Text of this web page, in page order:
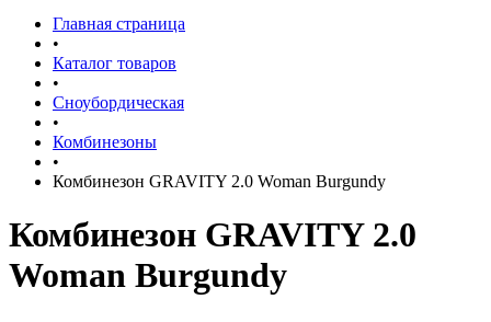
Главная страница
•
Каталог товаров
•
Сноубордическая
•
Комбинезоны
•
Комбинезон GRAVITY 2.0 Woman Burgundy
Комбинезон GRAVITY 2.0
Woman Burgundy